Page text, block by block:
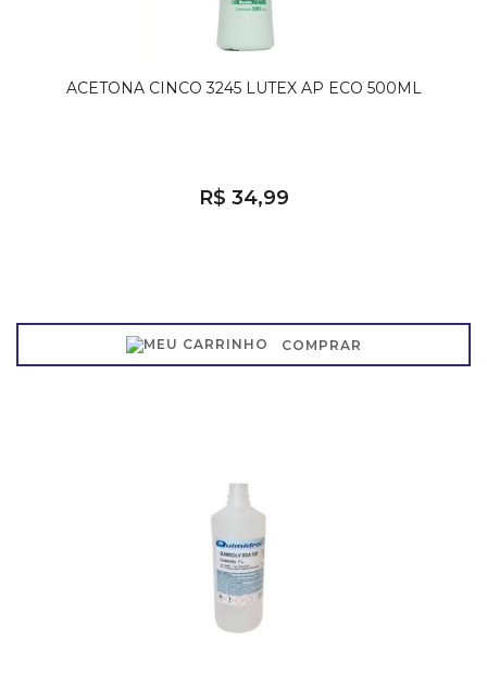
ACETONA CINCO 3245 LUTEX AP ECO 500ML
R$ 34,99
COMPRAR